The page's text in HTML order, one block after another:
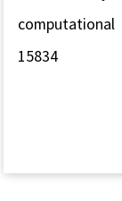
computational
15834